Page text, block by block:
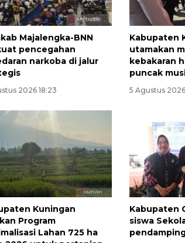
Majalengka-BNN
pencegahan
narkoba di jalur
2026 18:23
Kabupaten
utamakan
kebakaran
puncak
5 Agustus 2026
Kuningan
Program
Lahan 725 ha
Kabupaten
siswa
Ekonomi
tumbuh 5,29
2026-08-06 18:45:00